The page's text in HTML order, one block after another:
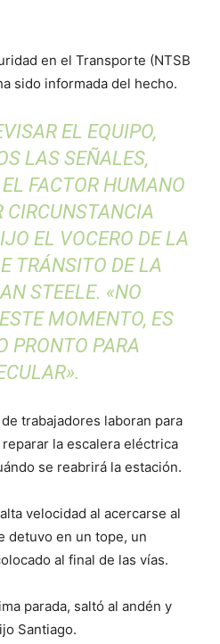
en el Transporte (NTSB
sido informada del hecho.
EL EQUIPO,
LAS SEÑALES,
FACTOR HUMANO
CIRCUNSTANCIA
EL VOCERO DE LA
TRÁNSITO DE LA
STEELE. «NO
MOMENTO, ES
PRONTO PARA
trabajadores laboran para
la escalera eléctrica
se reabrirá la estación.
velocidad al acercarse al
detuvo en un tope, un
al final de las vías.
parada, saltó al andén y
Santiago.